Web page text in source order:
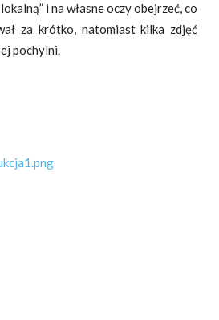
i na własne oczy obejrzeć, co
za krótko, natomiast kilka zdjęć
pochylni.